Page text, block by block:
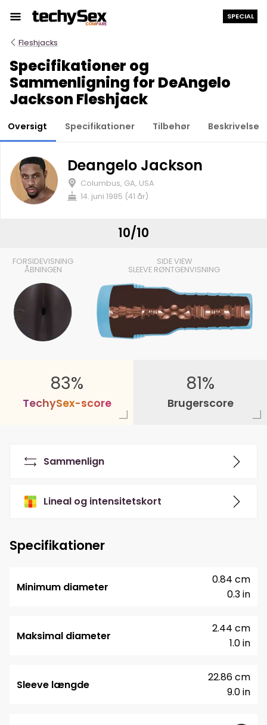
indholdet
SPECIAL
Fleshjacks
Specifikationer og
Sammenligning for DeAngelo
Jackson Fleshjack
Oversigt Specifikationer Tilbehør Beskrivelse
FORSIDEVISNING
ÅBNINGEN
SIDE VIEW
SLEEVE RØNTGENVISNING
83%
TechySex-score
81%
Brugerscore
Sammenlign
Lineal og intensitetskort
Specifikationer
Minimum diameter
0.3 in
0.84 cm
Maksimal diameter
1.0 in
2.44 cm
Sleeve længde
9.0 in
22.86 cm
Deangelo Jackson
Columbus, GA, USA
14. juni 1985 (41 år)
10/10